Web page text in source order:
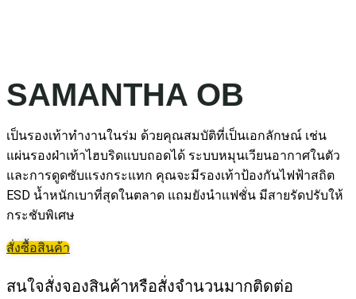
SAMANTHA OB
เป็นรองเท้าทำงานในร่ม ด้วยคุณสมบัติที่เป็นเอกลักษณ์ เช่น
แผ่นรองฝ่าเท้าไฮบริดแบบถอดได้ ระบบหมุนเวียนอากาศในตัว
และการดูดซับแรงกระแทก คุณจะมีรองเท้าป้องกันไฟฟ้าสถิต
ESD น้ำหนักเบาที่สุดในตลาด แถมยังนำแฟชั่น มีสายรัดปรับให้
กระชับพิเศษ
สั่งซื้อสินค้า
สนใจสั่งจองสินค้าหรือสั่งจำนวนมากติดต่อ